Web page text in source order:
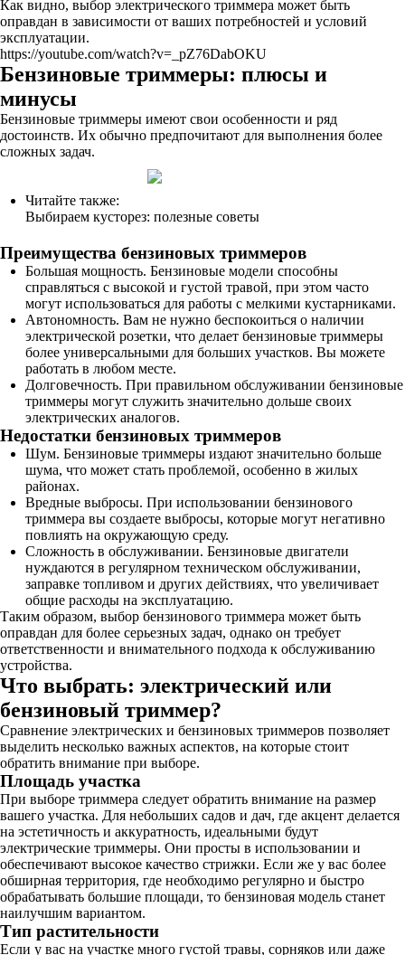
Как видно, выбор электрического триммера может быть
оправдан в зависимости от ваших потребностей и условий
эксплуатации.
https://youtube.com/watch?v=_pZ76DabOKU
Бензиновые триммеры: плюсы и
минусы
Бензиновые триммеры имеют свои особенности и ряд
достоинств. Их обычно предпочитают для выполнения более
сложных задач.
Читайте также:
Выбираем кусторез: полезные советы
Преимущества бензиновых триммеров
Большая мощность. Бензиновые модели способны
справляться с высокой и густой травой, при этом часто
могут использоваться для работы с мелкими кустарниками.
Автономность. Вам не нужно беспокоиться о наличии
электрической розетки, что делает бензиновые триммеры
более универсальными для больших участков. Вы можете
работать в любом месте.
Долговечность. При правильном обслуживании бензиновые
триммеры могут служить значительно дольше своих
электрических аналогов.
Недостатки бензиновых триммеров
Шум. Бензиновые триммеры издают значительно больше
шума, что может стать проблемой, особенно в жилых
районах.
Вредные выбросы. При использовании бензинового
триммера вы создаете выбросы, которые могут негативно
повлиять на окружающую среду.
Сложность в обслуживании. Бензиновые двигатели
нуждаются в регулярном техническом обслуживании,
заправке топливом и других действиях, что увеличивает
общие расходы на эксплуатацию.
Таким образом, выбор бензинового триммера может быть
оправдан для более серьезных задач, однако он требует
ответственности и внимательного подхода к обслуживанию
устройства.
Что выбрать: электрический или
бензиновый триммер?
Сравнение электрических и бензиновых триммеров позволяет
выделить несколько важных аспектов, на которые стоит
обратить внимание при выборе.
Площадь участка
При выборе триммера следует обратить внимание на размер
вашего участка. Для небольших садов и дач, где акцент делается
на эстетичность и аккуратность, идеальными будут
электрические триммеры. Они просты в использовании и
обеспечивают высокое качество стрижки. Если же у вас более
обширная территория, где необходимо регулярно и быстро
обрабатывать большие площади, то бензиновая модель станет
наилучшим вариантом.
Тип растительности
Если у вас на участке много густой травы, сорняков или даже